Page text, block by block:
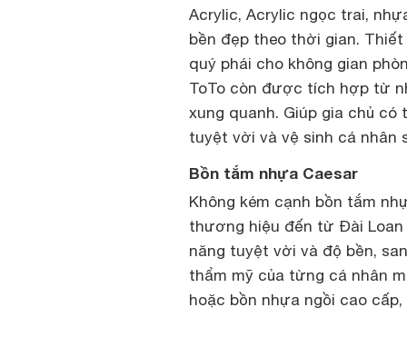
Acrylic, Acrylic ngọc trai,
bền đẹp theo thời gian.
quý phái cho không gian
ToTo còn được tích hợp từ
xung quanh. Giúp gia chủ
tuyệt vời và vệ sinh cá nhân
Bồn tắm nhựa Caesar
Không kém cạnh bồn tắm
thương hiệu đến từ Đài
năng tuyệt vời và độ bền,
thẩm mỹ của từng cá nhân
hoặc bồn nhựa ngồi cao